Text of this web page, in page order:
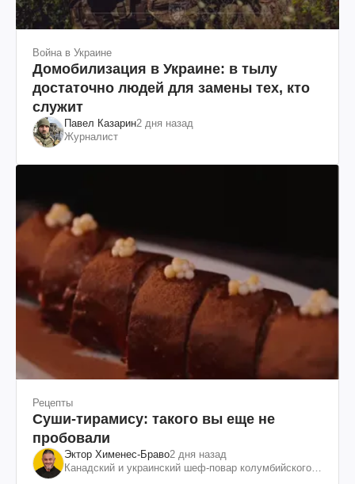
Война в Украине
Домобилизация в Украине: в тылу
достаточно людей для замены тех, кто
служит
Павел Казарин2 дня назад
Журналист
Рецепты
Суши-тирамису: такого вы еще не
пробовали
Эктор Хименес-Браво2 дня назад
Канадский и украинский шеф-повар колумбийского